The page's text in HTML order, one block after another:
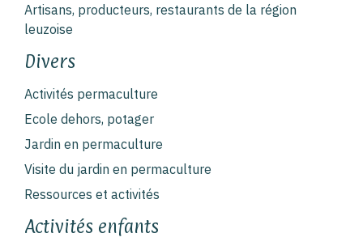
Artisans, producteurs, restaurants de la région
leuzoise
Divers
Activités permaculture
Ecole dehors, potager
Jardin en permaculture
Visite du jardin en permaculture
Ressources et activités
Activités enfants